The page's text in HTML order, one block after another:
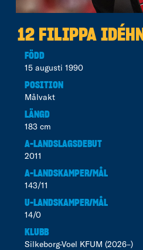
12 FILIPPA IDÉHN
FÖDD
15 augusti 1990
POSITION
Målvakt
LÄNGD
183 cm
A-LANDSLAGSDEBUT
2011
A-LANDSKAMPER/MÅL
143/11
U-LANDSKAMPER/MÅL
14/0
KLUBB
Silkeborg-Voel KFUM (2026–)